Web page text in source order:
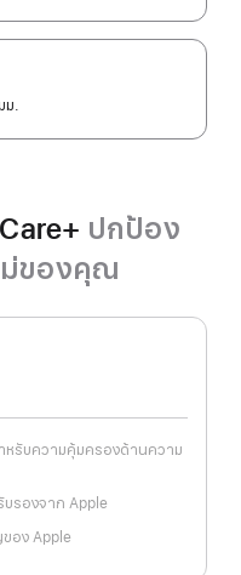
ม.
ปกป้อง
ม่ของคุณ
หรับความคุ้มครองด้านความ
รองจาก Apple
อง Apple